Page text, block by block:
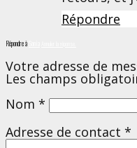
Répondre
Répondre à
Votre adresse de
Les champs
Nom *
Adresse de contact *